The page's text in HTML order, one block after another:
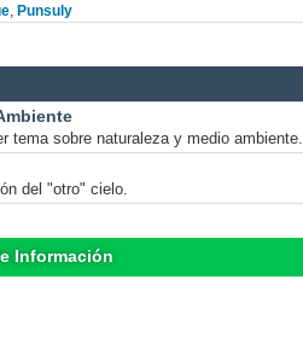
, Punsuly
tema sobre naturaleza y medio ambiente.
del "otro" cielo.
Información